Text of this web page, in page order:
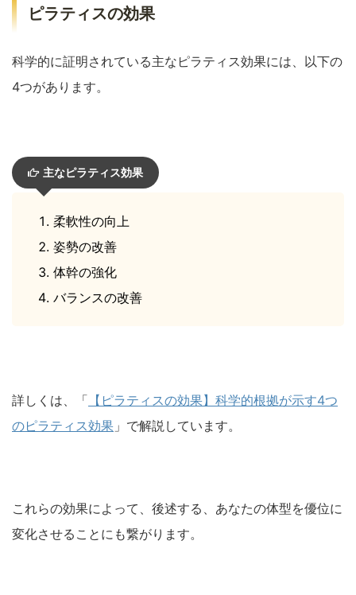
ピラティスの効果
科学的に証明されている主なピラティス効果には、以下の
4つがあります。
主なピラティス効果
柔軟性の向上
姿勢の改善
体幹の強化
バランスの改善
詳しくは、「 【ピラティスの効果】科学的根拠が示す4つ
のピラティス効果 」で解説しています。
これらの効果によって、後述する、あなたの体型を優位に
変化させることにも繋がります。